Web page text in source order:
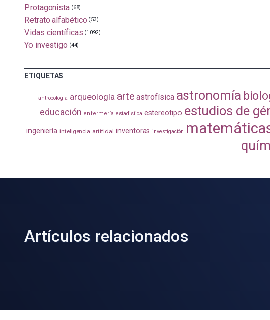
Protagonista (68)
Retrato alfabético (53)
Vidas científicas (1092)
Yo investigo (44)
ETIQUETAS
antropología arqueología arte astrofísica astronomía
educación enfermería estadistica estereotipo estudios de
ingeniería inteligencia artificial inventoras investigación
Artículos relacionados